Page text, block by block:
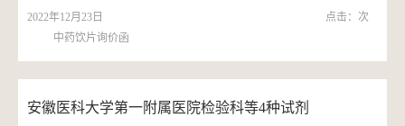
2022年12月23日 点击： 次
中药饮片询价函
安徽医科大学第一附属医院检验科等4种试剂